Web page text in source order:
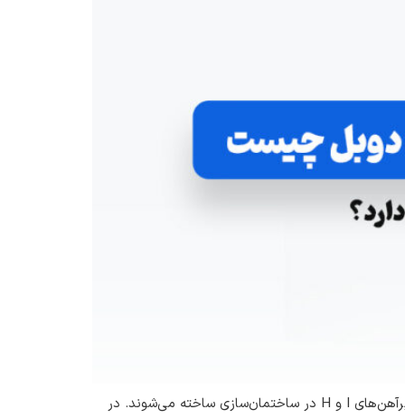
ستون‎‌ها عضو مهم و حیاتی یک سازه هستند که محاسبات مربوط به آن‌ها باید طبق استانداردهای خاصی انجام شود و معمولا با تیرآهن‌های I و H در ساختمان‌سازی ساخته می‌شوند. در